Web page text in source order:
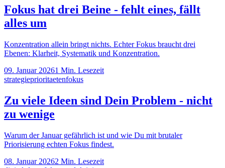
Fokus hat drei Beine - fehlt eines, fällt
alles um
Konzentration allein bringt nichts. Echter Fokus braucht drei
Ebenen: Klarheit, Systematik und Konzentration.
09. Januar 20261 Min. Lesezeit
strategieprioritaetenfokus
Zu viele Ideen sind Dein Problem - nicht
zu wenige
Warum der Januar gefährlich ist und wie Du mit brutaler
Priorisierung echten Fokus findest.
08. Januar 20262 Min. Lesezeit